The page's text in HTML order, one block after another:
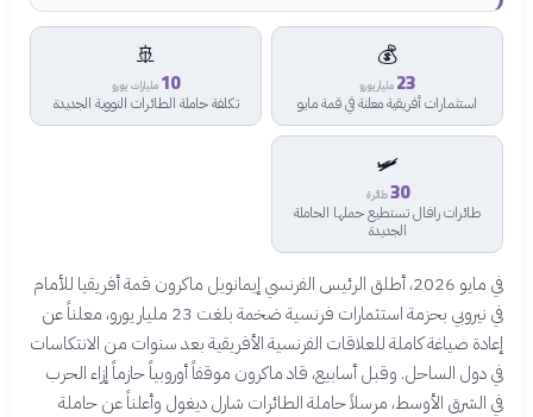
💰
23 مليار يورو
استثمارات أفريقية معلنة في قمة مايو
🚢
10 مليارات يورو
تكلفة حاملة الطائرات النووية الجديدة
🛩️
30طائرة
طائرات رافال تستطيع حملها الحاملة
الجديدة
في مايو 2026، أطلق الرئيس الفرنسي إيمانويل ماكرون قمة أفريقيا للأمام
في نيروبي بحزمة استثمارات فرنسية ضخمة بلغت 23 مليار يورو، معلناً عن
إعادة صياغة كاملة للعلاقات الفرنسية الأفريقية بعد سنوات من الانتكاسات
في دول الساحل. وقبل أسابيع، قاد ماكرون موقفاً أوروبياً حازماً إزاء الحرب
في الشرق الأوسط، مرسلاً حاملة الطائرات شارل ديغول وأعلناً عن حاملة